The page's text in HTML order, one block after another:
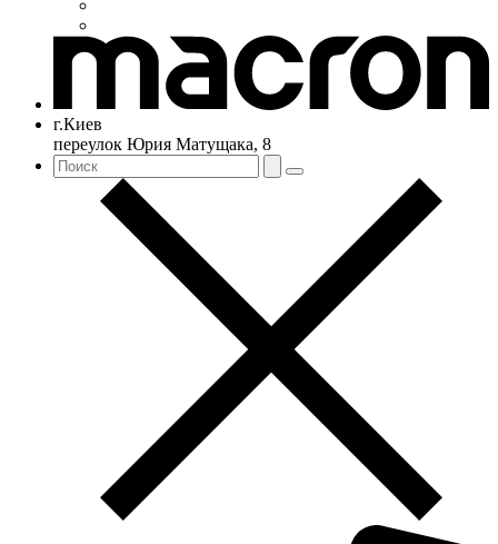
г.Киев
переулок Юрия Матущака, 8